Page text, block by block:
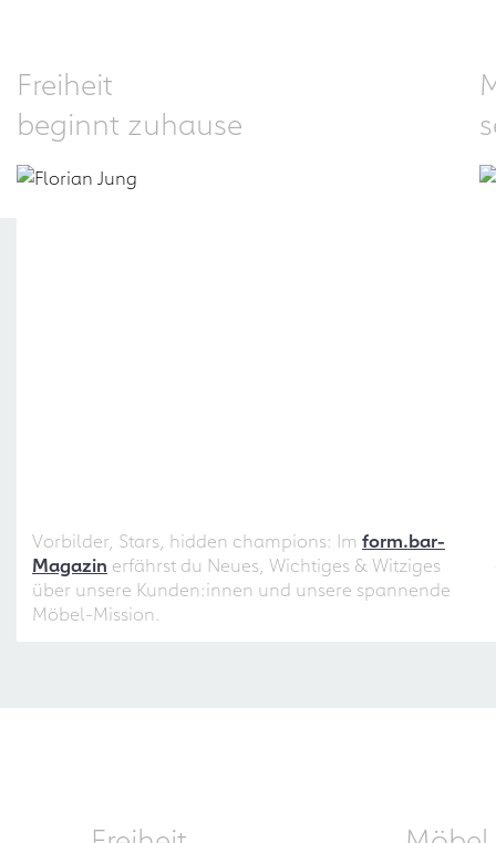
Freiheit
beginnt zuhause
Vorbilder, Stars, hidden champions: Im form.bar-
Magazin erfährst du Neues, Wichtiges & Witziges
über unsere Kunden:innen und unsere spannende
Möbel-Mission.